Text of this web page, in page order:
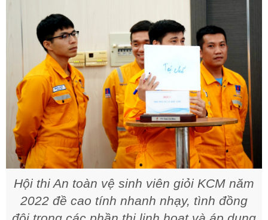
Hội thi An toàn vệ sinh viên giỏi KCM năm
2022 đề cao tính nhanh nhạy, tình đồng